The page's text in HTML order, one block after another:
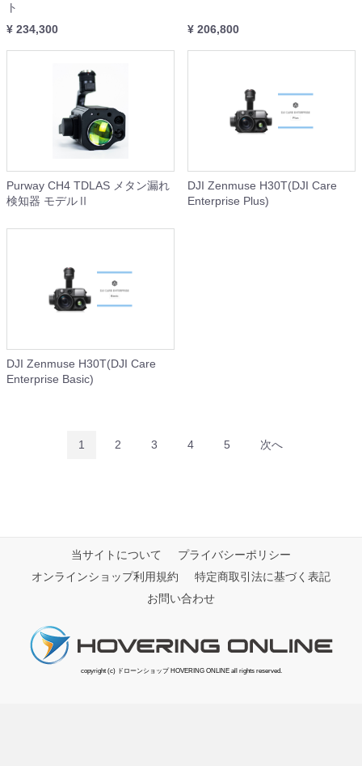
ト
¥ 234,300
¥ 206,800
Purway CH4 TDLAS メタン漏れ
検知器 モデルⅡ
DJI Zenmuse H30T(DJI Care
Enterprise Plus)
DJI Zenmuse H30T(DJI Care
Enterprise Basic)
1 2 3 4 5 次へ
当サイトについて
プライバシーポリシー
オンラインショップ利用規約
特定商取引法に基づく表記
お問い合わせ
copyright (c) ドローンショップ HOVERING ONLINE all rights reserved.